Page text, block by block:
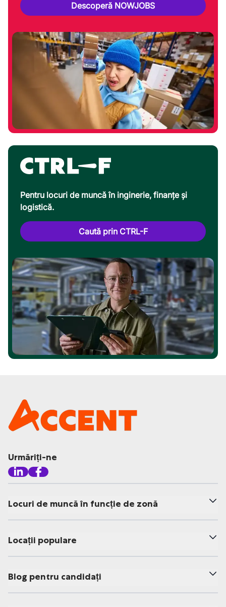
Descoperă NOWJOBS
Pentru locuri de muncă în inginerie, finanțe și
logistică.
Caută prin CTRL-F
Urmăriți-ne
Locuri de muncă în funcție de zonă
Locații populare
Blog pentru candidați